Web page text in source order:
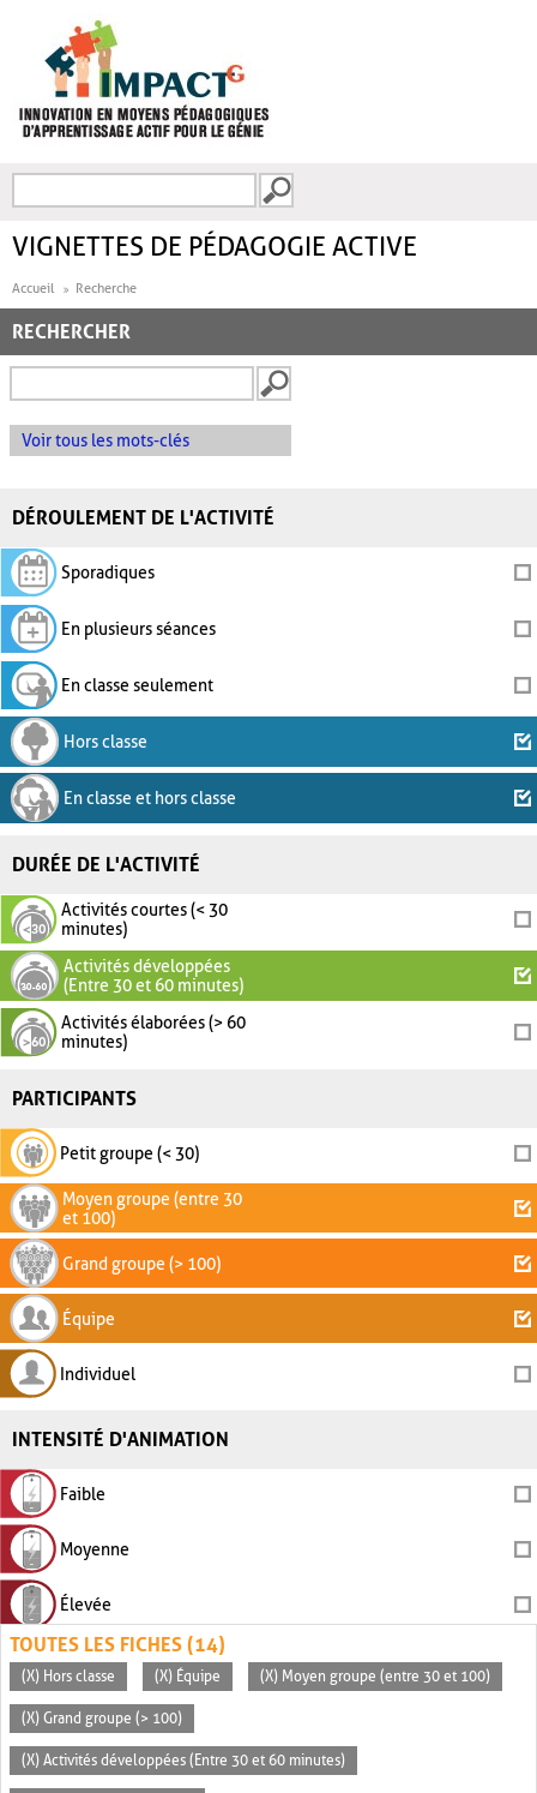
FORMULAIRE DE
VIGNETTES DE PÉDAGOGIE ACTIVE
Accueil Recherche
RECHERCHER
Voir tous les mots-clés
DÉROULEMENT DE L'ACTIVITÉ
Sporadiques
En plusieurs séances
En classe seulement
Hors classe
En classe et hors classe
DURÉE DE L'ACTIVITÉ
Activités courtes (< 30
minutes)
Activités développées
(Entre 30 et 60 minutes)
Activités élaborées (> 60
minutes)
PARTICIPANTS
Petit groupe (< 30)
Moyen groupe (entre 30
et 100)
Grand groupe (> 100)
Équipe
Individuel
INTENSITÉ D'ANIMATION
Faible
Moyenne
Élevée
TOUTES LES FICHES (14)
(X) Hors classe (X) Équipe (X) Moyen groupe (entre 30 et 100)
(X) Grand groupe (> 100)
(X) Activités développées (Entre 30 et 60 minutes)